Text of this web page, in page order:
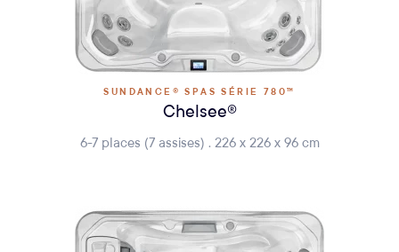
SUNDANCE® SPAS SÉRIE 780™
Chelsee®
6-7 places (7 assises) . 226 x 226 x 96 cm